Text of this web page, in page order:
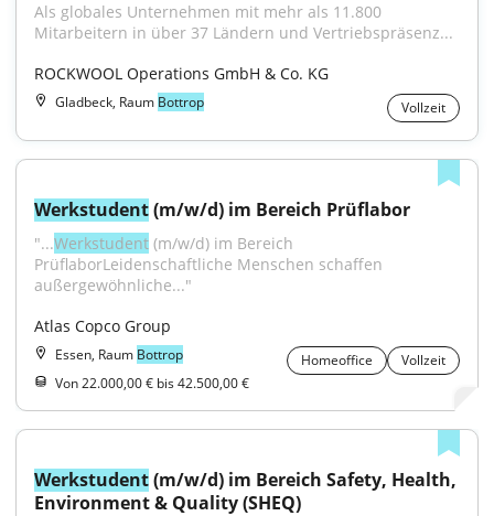
Als globales Unternehmen mit mehr als 11.800
Mitarbeitern in über 37 Ländern und Vertriebspräsenz...
ROCKWOOL Operations GmbH & Co. KG
Gladbeck, Raum Bottrop Vollzeit
Werkstudent (m/w/d) im Bereich Prüflabor
"...Werkstudent (m/w/d) im Bereich
PrüflaborLeidenschaftliche Menschen schaffen
außergewöhnliche..."
Atlas Copco Group
Essen, Raum Bottrop Homeoffice
Vollzeit
Von 22.000,00 € bis 42.500,00 €
Werkstudent (m/w/d) im Bereich Safety, Health,
Environment & Quality (SHEQ)